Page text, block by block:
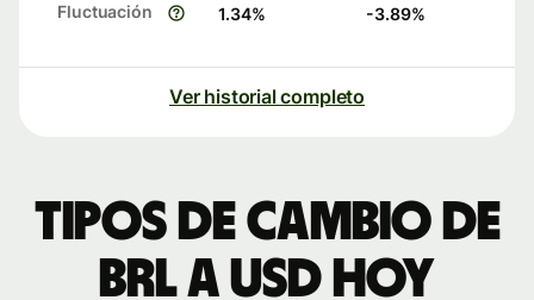
Fluctuación 1.34% -3.89%
Ver historial completo
Tipos de cambio de
BRL a USD hoy